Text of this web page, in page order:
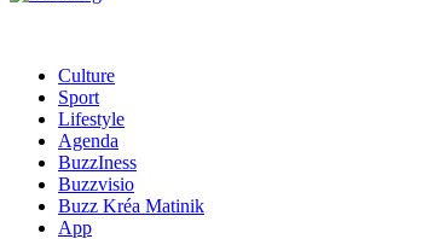
Culture
Sport
Lifestyle
Agenda
BuzzIness
Buzzvisio
Buzz Kréa Matinik
App